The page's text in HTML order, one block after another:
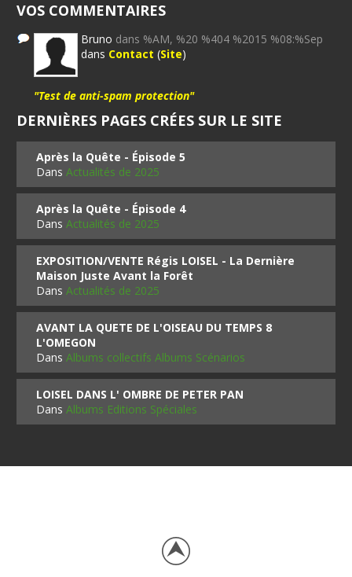
VOS COMMENTAIRES
Bruno dans %AM, %20 %404 %2015 %08:%Sep
dans Contact (Site)
"Test de anti-spam protection"
DERNIÈRES PAGES CRÉES SUR LE SITE
Après la Quête - Épisode 5
DansActualités de 2025
Après la Quête - Épisode 4
DansActualités de 2025
EXPOSITION/VENTE Régis LOISEL - La Dernière
Maison Juste Avant la Forêt
DansActualités de 2025
AVANT LA QUETE DE L'OISEAU DU TEMPS 8
L'OMEGON
DansAlbums collectifs Albums Scénarios
LOISEL DANS L' OMBRE DE PETER PAN
DansAlbums Editions Spéciales